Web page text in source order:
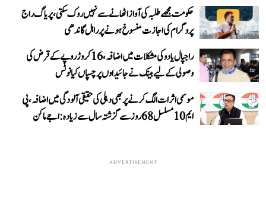
حکومت مجھے طلبہ کی آواز اٹھانے سے نہیں روک سکتی، پریاگ راج
پروگرام کی اجازت منسوخ ہونے پر راہل گاندھی
راجپال یادو کی مشکلات میں اضافہ، 16 کروڑ روپے کے قرض کی
وصولی کے لیے بینک نے جائیداوں پر چسپاں کیا نوٹس
موسمی اثرات الگ کرنے پر بھی دہلی کی حقیقی آلودگی میں اضافہ، پی
ایم 10 مسلسل 68 روز سے گزشتہ سال سے زیادہ: اجے ماکن
ADVERTISEMENT